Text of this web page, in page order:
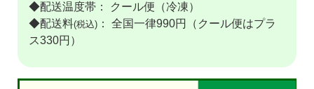
◆配送温度帯： クール便（冷凍）
◆配送料(税込) ： 全国一律990円（クール便はプラ
ス330円）